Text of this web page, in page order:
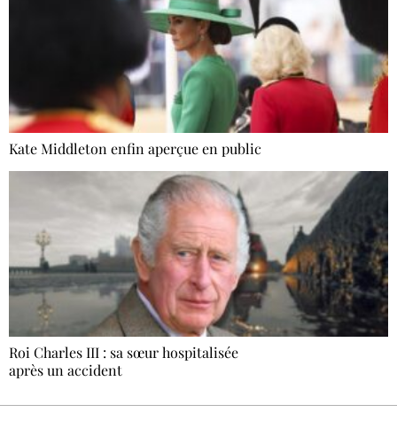
Kate Middleton enfin aperçue en public
Roi Charles III : sa sœur hospitalisée
après un accident